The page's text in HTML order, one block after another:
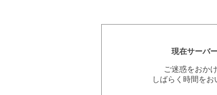
現在サーバ
ご迷惑をおか
しばらく時間を